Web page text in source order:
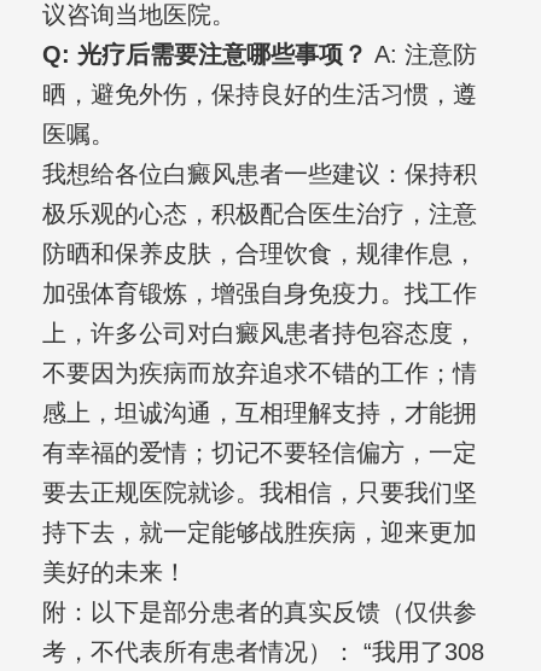
议咨询当地医院。
Q: 光疗后需要注意哪些事项？ A: 注意防
晒，避免外伤，保持良好的生活习惯，遵
医嘱。
我想给各位白癜风患者一些建议：保持积
极乐观的心态，积极配合医生治疗，注意
防晒和保养皮肤，合理饮食，规律作息，
加强体育锻炼，增强自身免疫力。找工作
上，许多公司对白癜风患者持包容态度，
不要因为疾病而放弃追求不错的工作；情
感上，坦诚沟通，互相理解支持，才能拥
有幸福的爱情；切记不要轻信偏方，一定
要去正规医院就诊。我相信，只要我们坚
持下去，就一定能够战胜疾病，迎来更加
美好的未来！
附：以下是部分患者的真实反馈（仅供参
考，不代表所有患者情况）： “我用了308